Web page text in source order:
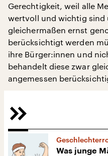
Gerechtigkeit, weil alle
wertvoll und wichtig sind
gleichermaßen ernst
berücksichtigt werden
ihre Bürger:innen und
behandelt diese zwar
angemessen
Was junge